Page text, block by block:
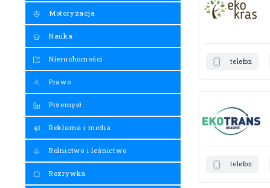
Motoryzacja
Nauka
Nieruchomości
Prawo
Przemysł
Reklama i media
Rolnictwo i leśnictwo
Rozrywka
telefon
telefon